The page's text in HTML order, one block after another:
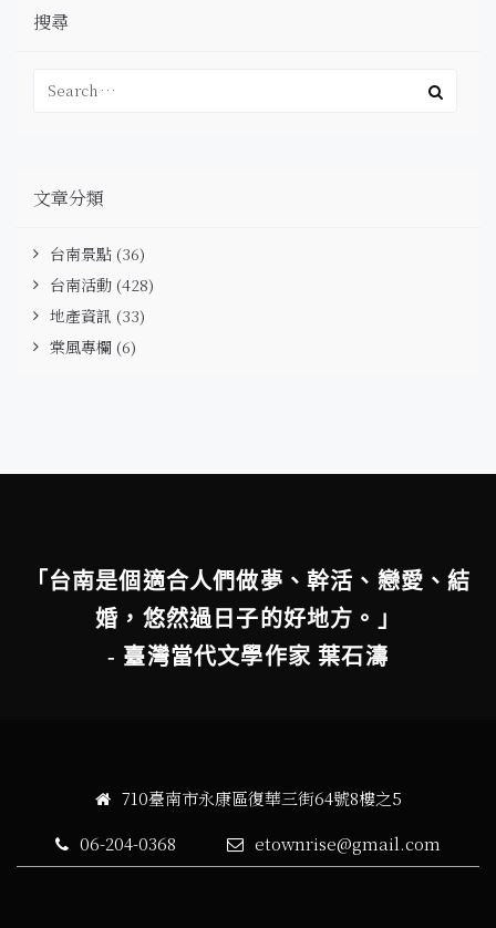
搜尋
文章分類
台南景點 (36)
台南活動 (428)
地產資訊 (33)
棠風專欄 (6)
「台南是個適合人們做夢、幹活、戀愛、結
婚，悠然過日子的好地方。」
- 臺灣當代文學作家 葉石濤
710臺南市永康區復華三街64號8樓之5
06-204-0368
etownrise@gmail.com